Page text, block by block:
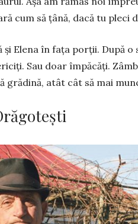
cum să țână, dacă tu pleci
și Elena în fața porții. După
Sau doar împăcăți.
gră­dină, atât cât să mai